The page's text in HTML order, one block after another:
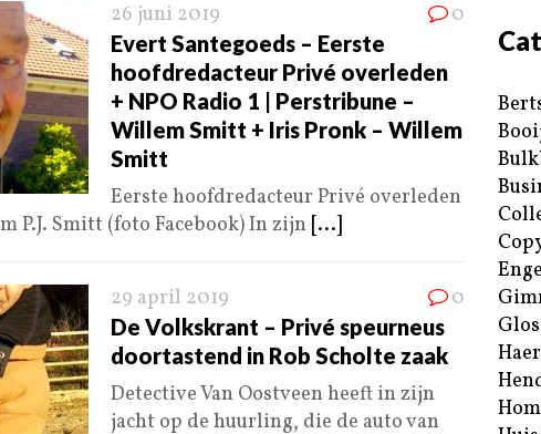
26 juni 2019 0
Evert Santegoeds – Eerste
hoofdredacteur Privé overleden
+ NPO Radio 1 | Perstribune –
Willem Smitt + Iris Pronk – Willem
Smitt
Eerste hoofdredacteur Privé overleden
P.J. Smitt (foto Facebook) In zijn [...]
29 april 2019 0
De Volkskrant – Privé speurneus
doortastend in Rob Scholte zaak
Detective Van Oostveen heeft in zijn
jacht op de huurling, die de auto van